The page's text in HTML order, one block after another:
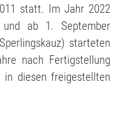
statt. Im Jahr 2022
ab 1. September
starteten
nach Fertigstellung
in diesen freigestellten